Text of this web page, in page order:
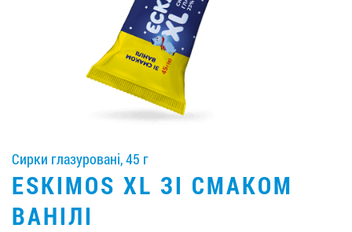
Контакти
Вакансії
ЗАМОВИТИ ПРОДУКЦІЮ «РУДЬ»:
СТАТИ ПАРТНЕРОМ
Сирки глазуровані, 45 г
ESKIMOS XL ЗІ СМАКОМ
ВАНІЛІ